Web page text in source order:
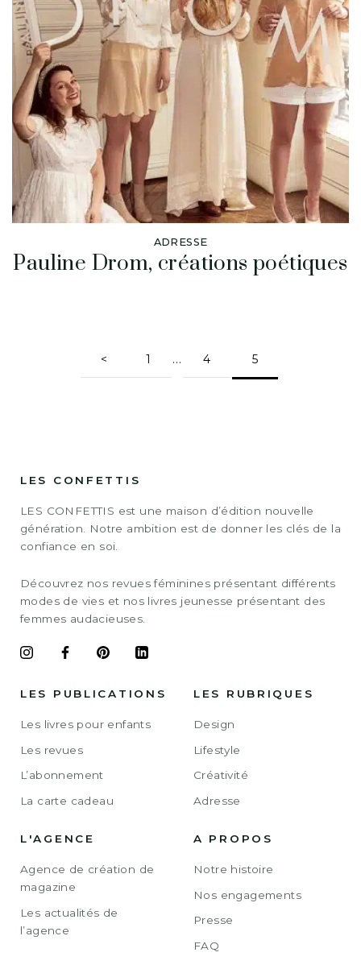
ADRESSE
Pauline Drom, créations poétiques
< 1 … 4 5
LES CONFETTIS
LES CONFETTIS est une maison d’édition nouvelle
génération. Notre ambition est de donner les clés de la
confiance en soi.
Découvrez nos revues féminines présentant différents
modes de vies et nos livres jeunesse présentant des
femmes audacieuses.
LES PUBLICATIONS
Les livres pour enfants
Les revues
L’abonnement
La carte cadeau
LES RUBRIQUES
Design
Lifestyle
Créativité
Adresse
L'AGENCE
Agence de création de
magazine
Les actualités de
l’agence
A PROPOS
Notre histoire
Nos engagements
Presse
FAQ